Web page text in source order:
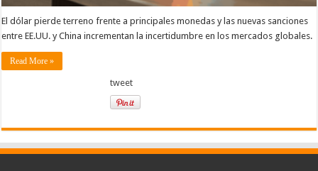
El dólar pierde terreno frente a principales monedas y las nuevas sanciones
entre EE.UU. y China incrementan la incertidumbre en los mercados globales.
Read More »
tweet